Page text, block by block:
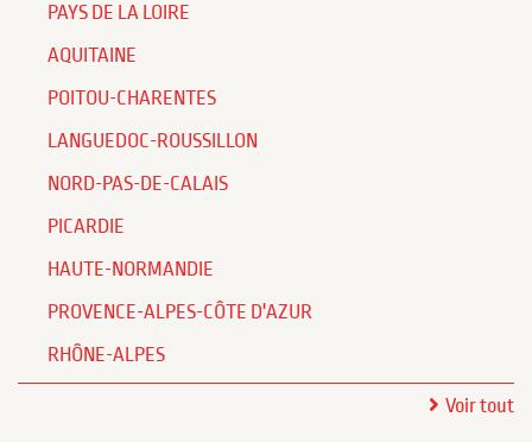
PAYS DE LA LOIRE
AQUITAINE
POITOU-CHARENTES
LANGUEDOC-ROUSSILLON
NORD-PAS-DE-CALAIS
PICARDIE
HAUTE-NORMANDIE
PROVENCE-ALPES-CÔTE D'AZUR
RHÔNE-ALPES
Voir tout